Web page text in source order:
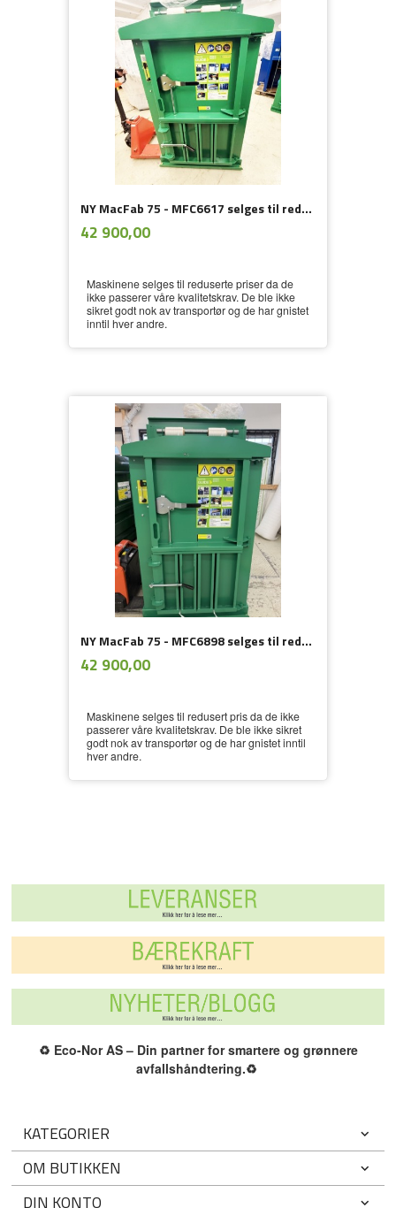
NY MacFab 75 - MFC6617 selges til redusert pris pga fraktskade - SoLGT
Pris
42 900,00mva.
Maskinene selges til reduserte priser da de
ikke passerer våre kvalitetskrav. De ble ikke
sikret godt nok av transportør og de har gnistet
inntil hver andre.
NY MacFab 75 - MFC6898 selges til redusert pris pga fraktskade
Pris
42 900,00mva.
Maskinene selges til redusert pris da de ikke
passerer våre kvalitetskrav. De ble ikke sikret
godt nok av transportør og de har gnistet inntil
hver andre.
♻️ Eco-Nor AS – Din partner for smartere og grønnere
avfallshåndtering.♻️
KATEGORIER
OM BUTIKKEN
DIN KONTO